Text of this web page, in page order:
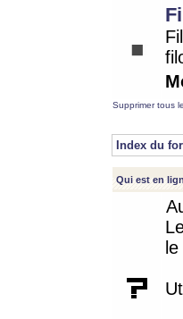
Supprimer tous
Index du
Qui est en